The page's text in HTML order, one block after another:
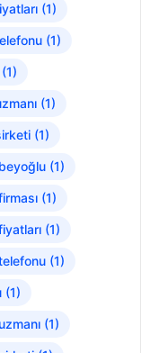
(1)
(1)
(1)
(1)
(1)
(1)
(1)
(1)
(1)
(1)
(1)